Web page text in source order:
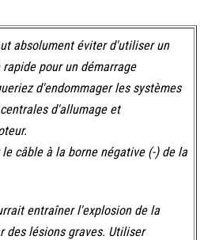
absolument éviter d'utiliser un
pour un démarrage
d'endommager les systèmes
d'allumage et
câble à la borne négative (-) de la
entraîner l'explosion de la
des lésions graves. Utiliser